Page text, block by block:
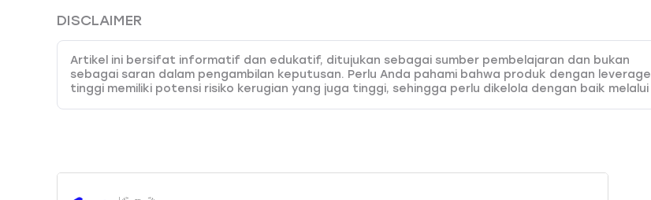
DISCLAIMER
Artikel ini bersifat informatif dan edukatif, ditujukan sebagai sumber pembelajaran dan bukan
sebagai saran dalam pengambilan keputusan. Perlu Anda pahami bahwa produk dengan leverage
tinggi memiliki potensi risiko kerugian yang juga tinggi, sehingga perlu dikelola dengan baik melalui